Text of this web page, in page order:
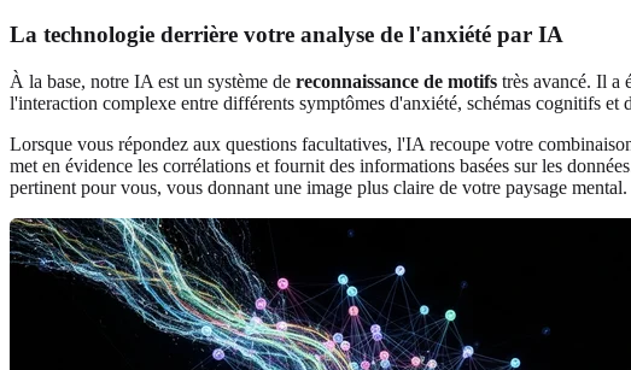
La technologie derrière votre analyse de l'anxiété par IA
À la base, notre IA est un système de reconnaissance de motifs très avancé. Il a
l'interaction complexe entre différents symptômes d'anxiété, schémas cognitifs et
Lorsque vous répondez aux questions facultatives, l'IA recoupe votre
met en évidence les corrélations et fournit des informations basées sur les
pertinent pour vous, vous donnant une image plus claire de votre paysage